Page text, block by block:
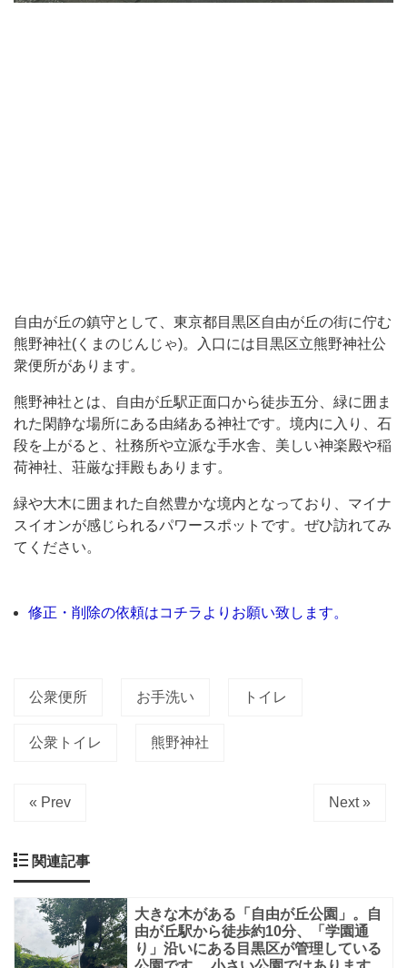
の
じ
ん
じ
ゃ)。
入
口
に
は
目
区
野
社
衆
所
が
あ
り
自由が丘の鎮守として、東京都目黒区自由が丘の街に佇む
熊野神社(くまのじんじゃ)。入口には目黒区立熊野神社公
衆便所があります。
熊野神社とは、自由が丘駅正面口から徒歩五分、緑に囲ま
れた閑静な場所にある由緒ある神社です。境内に入り、石
段を上がると、社務所や立派な手水舎、美しい神楽殿や稲
荷神社、荘厳な拝殿もあります。
緑や大木に囲まれた自然豊かな境内となっており、マイナ
スイオンが感じられるパワースポットです。ぜひ訪れてみ
てください。
修正・削除の依頼はコチラよりお願い致します。
公衆便所 お手洗い トイレ
公衆トイレ 熊野神社
« Prev Next »
関連記事
大きな木がある「自由が丘公園」。自
由が丘駅から徒歩約10分、「学園通
り」沿いにある目黒区が管理している